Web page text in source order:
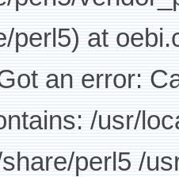
perl5) at
an error:
/usr/
perl5 /